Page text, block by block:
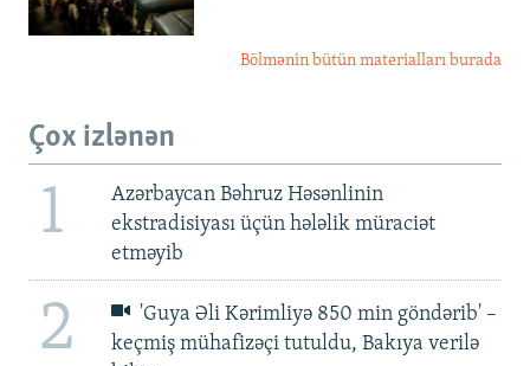
Bölmənin bütün materialları burada
Çox izlənən
1
Azərbaycan Bəhruz Həsənlinin
ekstradisiyası üçün hələlik müraciət
etməyib
2
'Guya Əli Kərimliyə 850 min göndərib' –
keçmiş mühafizəçi tutuldu, Bakıya verilə